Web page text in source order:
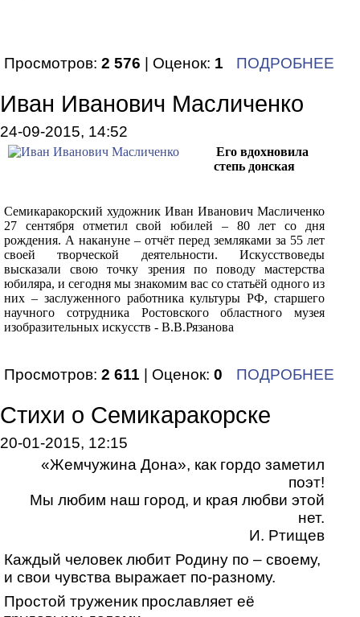
Просмотров: 2 576 | Оценок: 1 ПОДРОБНЕЕ
Иван Иванович Масличенко
24-09-2015, 14:52
Его вдохновила
степь донская
Семикаракорский художник Иван Иванович Масличенко
27 сентября отметил свой юбилей – 80 лет со дня
рождения. А накануне – отчёт перед земляками за 55 лет
своей творческой деятельности. Искусствоведы
высказали свою точку зрения по поводу мастерства
юбиляра, и сегодня мы знакомим вас со статьёй одного из
них – заслуженного работника культуры РФ, старшего
научного сотрудника Ростовского областного музея
изобразительных искусств - В.В.Рязанова
Просмотров: 2 611 | Оценок: 0 ПОДРОБНЕЕ
Стихи о Семикаракорске
20-01-2015, 12:15
«Жемчужина Дона», как гордо заметил
поэт!
Мы любим наш город, и края любви этой
нет.
И. Ртищев
Каждый человек любит Родину по – своему,
и свои чувства выражает по-разному.
Простой труженик прославляет её